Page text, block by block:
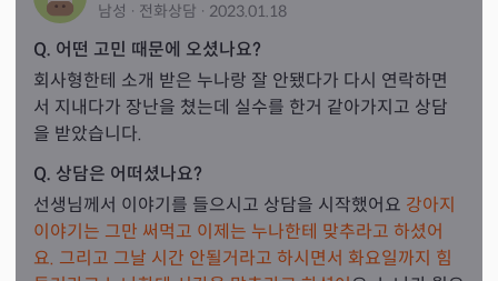
남성 · 전화상담 · 2023.01.18
Q. 어떤 고민 때문에 오셨나요?
회사형한테 소개 받은 누나랑 잘 안됐다가 다시 연락하면
서 지내다가 장난을 쳤는데 실수를 한거 같아가지고 상담
을 받았습니다.
Q. 상담은 어떠셨나요?
선생님께서 이야기를 들으시고 상담을 시작했어요 강아지
이야기는 그만 써먹고 이제는 누나한테 맞추라고 하셨어
요. 그리고 그날 시간 안될거라고 하시면서 화요일까지 힘